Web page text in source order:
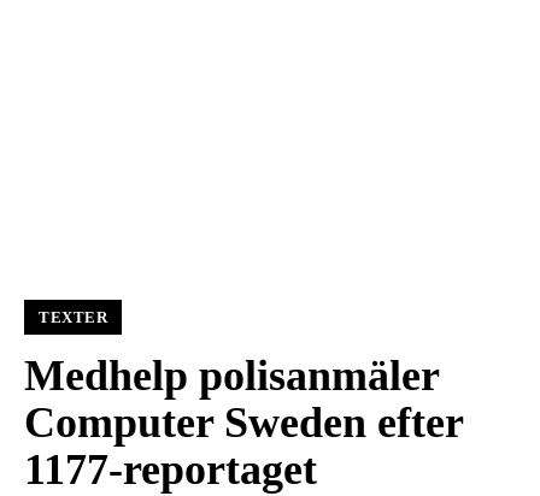
TEXTER
Medhelp polisanmäler
Computer Sweden efter
1177-reportaget